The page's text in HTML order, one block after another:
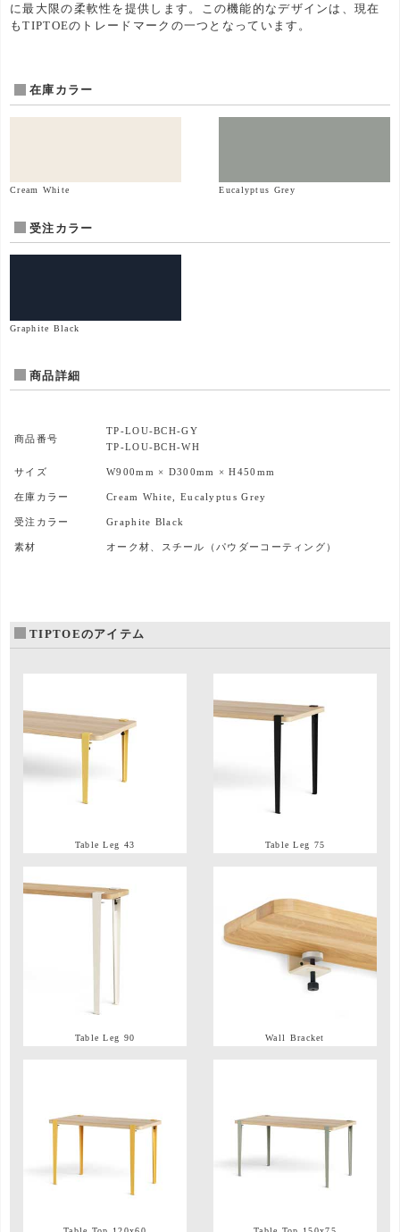
に最大限の柔軟性を提供します。この機能的なデザインは、現在
もTIPTOEのトレードマークの一つとなっています。
在庫カラー
Cream White Eucalyptus Grey
受注カラー
Graphite Black
商品詳細
商品番号
TP-LOU-BCH-GY
TP-LOU-BCH-WH
サイズ W900mm × D300mm × H450mm
在庫カラー Cream White, Eucalyptus Grey
受注カラー Graphite Black
素材 オーク材、スチール（パウダーコーティング）
TIPTOEのアイテム
Table Leg 43 Table Leg 75
Table Leg 90 Wall Bracket